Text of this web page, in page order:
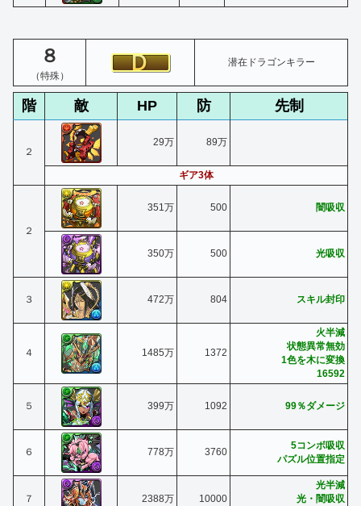
８
（特殊）
潜在ドラゴンキラー
階 敵 HP 防 先制
２
29万 89万
ギア3体
２
351万 500 闇吸収
350万 500 光吸収
３ 472万 804 スキル封印
４ 1485万 1372
火半減
状態異常無効
1色を木に変換
16592
５ 399万 1092 99％ダメージ
６ 778万 3760
5コンボ吸収
パズル位置指定
７ 2388万 10000
光半減
光・闇吸収